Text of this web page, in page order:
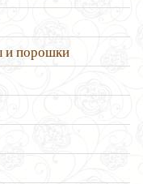
и порошки